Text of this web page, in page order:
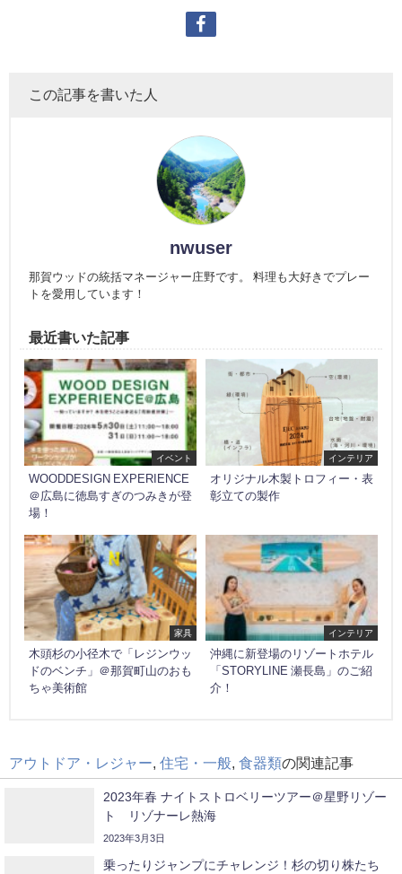
この記事を書いた人
nwuser
那賀ウッドの統括マネージャー庄野です。 料理も大好きでプレー
トを愛用しています！
最近書いた記事
イベント
WOODDESIGN EXPERIENCE
＠広島に徳島すぎのつみきが登
場！
インテリア
オリジナル木製トロフィー・表
彰立ての製作
家具
木頭杉の小径木で「レジンウッ
ドのベンチ」＠那賀町山のおも
ちゃ美術館
インテリア
沖縄に新登場のリゾートホテル
「STORYLINE 瀬長島」のご紹
介！
アウトドア・レジャー 住宅・一般 食器類の関連記事
2023年春 ナイトストロベリーツアー＠星野リゾー
ト リゾナーレ熱海
2023年3月3日
乗ったりジャンプにチャレンジ！杉の切り株たち